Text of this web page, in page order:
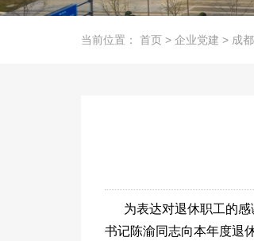
当前位置： 首页 > 企业党建 > 成
为表达对退休职工的
书记陈渝同志向本年度退